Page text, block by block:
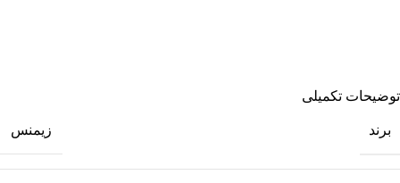
توضیحات تکمیلی
برند زیمنس